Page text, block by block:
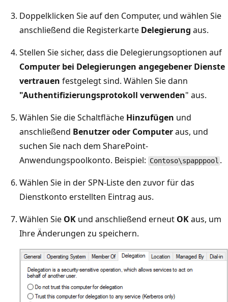
Doppelklicken Sie auf den Computer, und wählen Sie
anschließend die Registerkarte Delegierung aus.
Stellen Sie sicher, dass die Delegierungsoptionen auf
Computer bei Delegierungen angegebener Dienste
vertrauen festgelegt sind. Wählen Sie dann
"Authentifizierungsprotokoll verwenden" aus.
Wählen Sie die Schaltfläche Hinzufügen und
anschließend Benutzer oder Computeraus, und
suchen Sie nach dem SharePoint-
Anwendungspoolkonto. Beispiel: Contoso\spapppool .
Wählen Sie in der SPN-Liste den zuvor für das
Dienstkonto erstellten Eintrag aus.
Wählen Sie OK und anschließend erneut OKaus, um
Ihre Änderungen zu speichern.